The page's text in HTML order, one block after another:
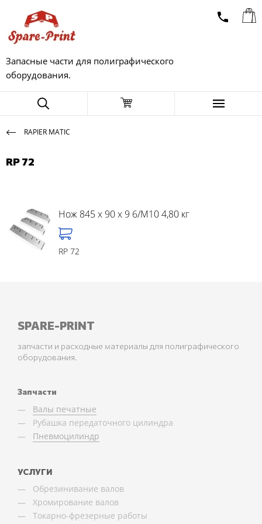
Запасные части для полиграфического
оборудования.
RAPIER MATIC
RP 72
Нож 845 x 90 x 9 6/M10 4,80 кг
RP 72
SPARE-PRINT
запчасти и расходные материалы для полиграфического
оборудования.
Запчасти
Валы печатные
Рубашка передаточного цилиндра
Пневмоцилиндр
УСЛУГИ
Обрезинивание валов
Хромирование валов
Токарно-фрезерные работы